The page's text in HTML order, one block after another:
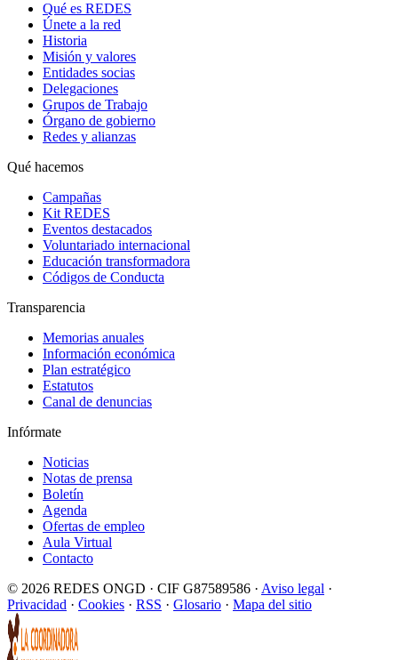
Qué es REDES
Únete a la red
Historia
Misión y valores
Entidades socias
Delegaciones
Grupos de Trabajo
Órgano de gobierno
Redes y alianzas
Qué hacemos
Campañas
Kit REDES
Eventos destacados
Voluntariado internacional
Educación transformadora
Códigos de Conducta
Transparencia
Memorias anuales
Información económica
Plan estratégico
Estatutos
Canal de denuncias
Infórmate
Noticias
Notas de prensa
Boletín
Agenda
Ofertas de empleo
Aula Virtual
Contacto
© 2026 REDES ONGD · CIF G87589586 · Aviso legal ·
Privacidad · Cookies · RSS · Glosario · Mapa del sitio